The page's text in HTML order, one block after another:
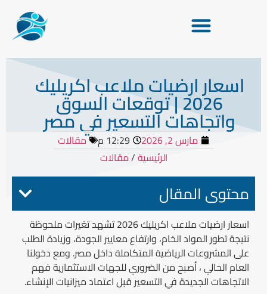
اسعار ارضيات ملاعب اكريليك
2026 | توقعات السوق
واتجاهات التسعير في مصر
مارس 2, 2026 12:29 م
مقالات
الرئيسية/مقالات
محتوى المقال
اسعار ارضيات ملاعب اكريليك 2026 تشهد تغيرات ملحوظة
نتيجة تطور المواد الخام، وارتفاع معايير الجودة، وزيادة الطلب
على المشروعات الرياضية المتكاملة داخل مصر. ومع دخولنا
العام الحالي ، أصبح من الضروري للجهات الاستثمارية فهم
الاتجاهات الجديدة في التسعير قبل اعتماد ميزانيات الإنشاء.